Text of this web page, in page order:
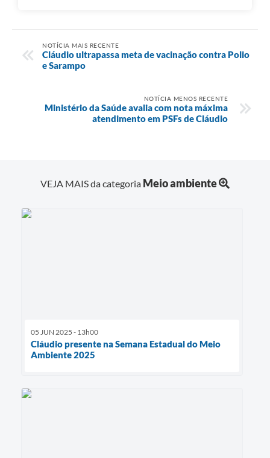
NOTÍCIA MAIS RECENTE
Cláudio ultrapassa meta de vacinação contra Polio
e Sarampo
NOTÍCIA MENOS RECENTE
Ministério da Saúde avalia com nota máxima
atendimento em PSFs de Cláudio
VEJA MAIS da categoria Meio ambiente
05 JUN 2025 - 13h00
Cláudio presente na Semana Estadual do Meio
Ambiente 2025